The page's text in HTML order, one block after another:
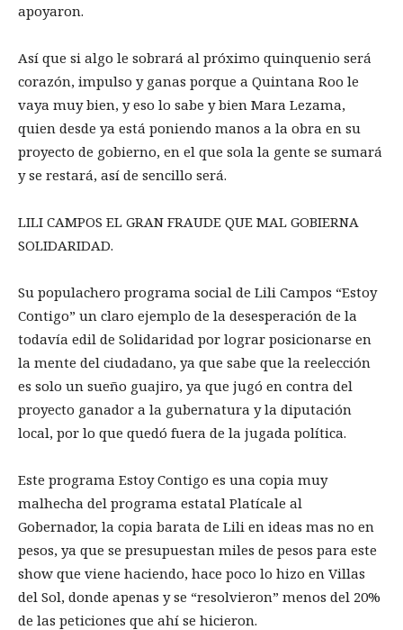
apoyaron.
Así que si algo le sobrará al próximo quinquenio será
corazón, impulso y ganas porque a Quintana Roo le
vaya muy bien, y eso lo sabe y bien Mara Lezama,
quien desde ya está poniendo manos a la obra en su
proyecto de gobierno, en el que sola la gente se sumará
y se restará, así de sencillo será.
LILI CAMPOS EL GRAN FRAUDE QUE MAL GOBIERNA
SOLIDARIDAD.
Su populachero programa social de Lili Campos “Estoy
Contigo” un claro ejemplo de la desesperación de la
todavía edil de Solidaridad por lograr posicionarse en
la mente del ciudadano, ya que sabe que la reelección
es solo un sueño guajiro, ya que jugó en contra del
proyecto ganador a la gubernatura y la diputación
local, por lo que quedó fuera de la jugada política.
Este programa Estoy Contigo es una copia muy
malhecha del programa estatal Platícale al
Gobernador, la copia barata de Lili en ideas mas no en
pesos, ya que se presupuestan miles de pesos para este
show que viene haciendo, hace poco lo hizo en Villas
del Sol, donde apenas y se “resolvieron” menos del 20%
de las peticiones que ahí se hicieron.